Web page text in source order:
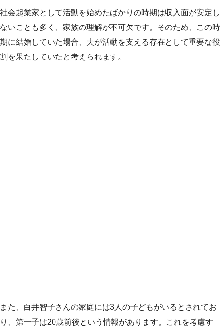
社会起業家として活動を始めたばかりの時期は収入面が安定し
ないことも多く、家族の理解が不可欠です。そのため、この時
期に結婚していた場合、夫が活動を支える存在として重要な役
割を果たしていたと考えられます。
また、白井智子さんの家庭には3人の子どもがいるとされてお
り、第一子は20歳前後という情報があります。これを考慮す